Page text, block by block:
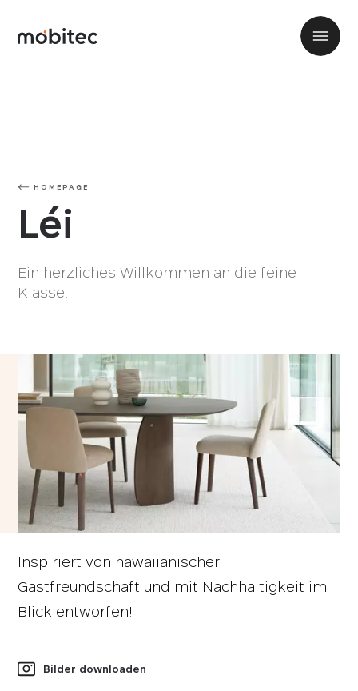
| Mobitec" />
HOMEPAGE
Léi
Ein herzliches Willkommen an die feine
Klasse.
Inspiriert von hawaiianischer
Gastfreundschaft und mit Nachhaltigkeit im
Blick entworfen!
Bilder downloaden